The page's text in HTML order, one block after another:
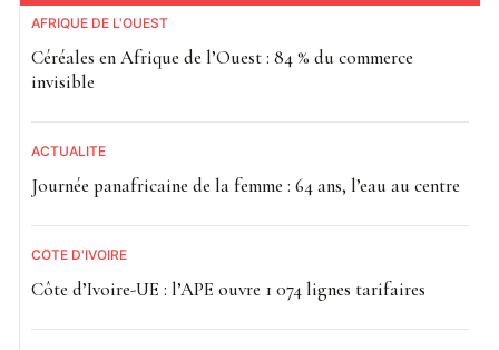
AFRIQUE DE L'OUEST
Céréales en Afrique de l’Ouest : 84 % du commerce
invisible
ACTUALITE
Journée panafricaine de la femme : 64 ans, l’eau au centre
CÔTE D'IVOIRE
Côte d’Ivoire-UE : l’APE ouvre 1 074 lignes tarifaires